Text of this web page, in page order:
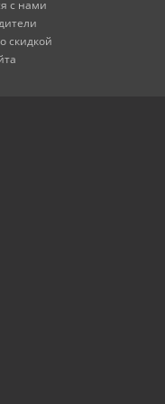
с нами
скидкой